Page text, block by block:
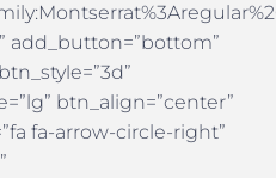
add_button=”bottom”
btn_align=”center”
fa-arrow-circle-right”